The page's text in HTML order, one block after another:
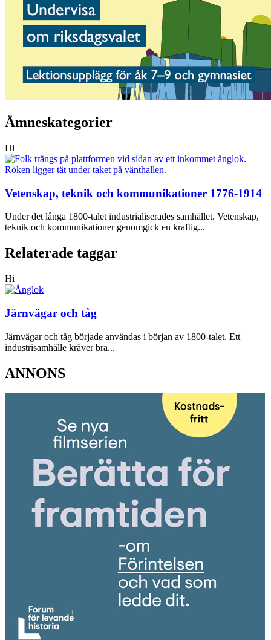
Ämneskategorier
Hi
Vetenskap, teknik och kommunikationer 1776-1914
Under det långa 1800-talet industrialiserades samhället. Vetenskap,
teknik och kommunikationer genomgick en kraftig...
Relaterade taggar
Hi
Järnvägar och tåg
Järnvägar och tåg började användas i början av 1800-talet. Ett
industrisamhälle kräver bra...
ANNONS